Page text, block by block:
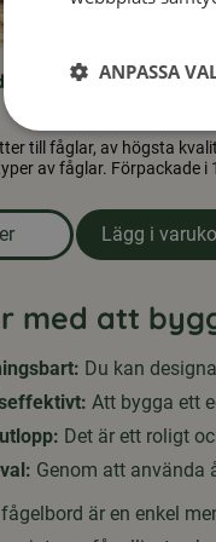
till fåglar 10 kg
till fåglar, av högsta
av fåglar. Förpackade i
produkten Skalade
Lägg i
med att
Du kan
Att bygga ett
Det är ett roligt
Genom att använda
är en enkel
ANPASSA